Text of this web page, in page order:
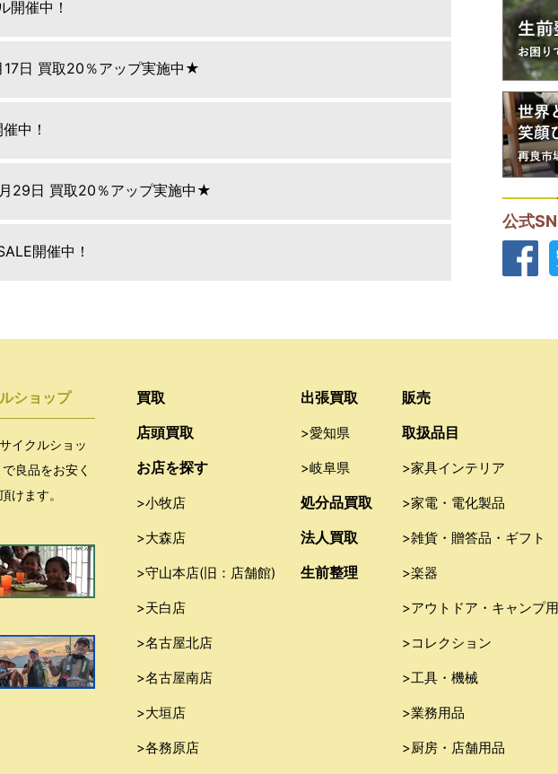
開催中！
17日 買取20％アップ実施中★
中！
29日 買取20％アップ実施中★
開催中！
公式
ショップ
イクルショッ
良品をお安く
けます。
買取
店頭買取
お店を探す
>小牧店
>大森店
>守山本店(旧：店舗館)
>天白店
>名古屋北店
>名古屋南店
>大垣店
>各務原店
出張買取
>愛知県
>岐阜県
処分品買取
法人買取
生前整理
販売
取扱品目
>家具インテリア
>家電・電化製品
>雑貨・贈答品・ギフト
>楽器
>アウトドア・キャンプ
>コレクション
>工具・機械
>業務用品
>厨房・店舗用品